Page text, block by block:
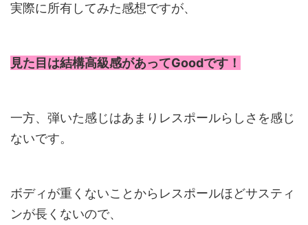
実際に所有してみた感想ですが、
見た目は結構高級感があってGoodです！
一方、弾いた感じはあまりレスポールらしさを感じ
ないです。
ボディが重くないことからレスポールほどサスティ
ンが長くないので、